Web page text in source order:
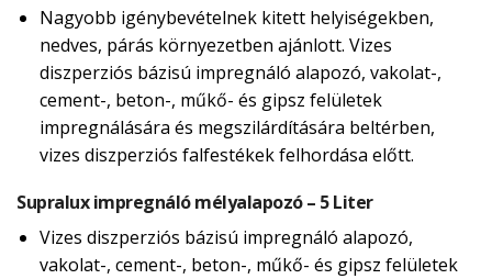
Nagyobb igénybevételnek kitett helyiségekben,
nedves, párás környezetben ajánlott. Vizes
diszperziós bázisú impregnáló alapozó, vakolat-,
cement-, beton-, műkő- és gipsz felületek
impregnálására és megszilárdítására beltérben,
vizes diszperziós falfestékek felhordása előtt.
Supralux impregnáló mélyalapozó – 5 Liter
Vizes diszperziós bázisú impregnáló alapozó,
vakolat-, cement-, beton-, műkő- és gipsz felületek